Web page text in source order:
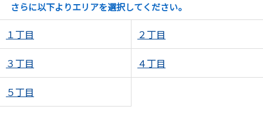
さらに以下よりエリアを選択してください。
１丁目 ２丁目
３丁目 ４丁目
５丁目